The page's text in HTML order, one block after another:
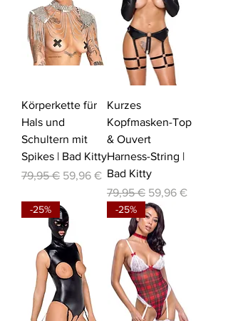
Körperkette für
Hals und
Schultern mit
Spikes | Bad Kitty
Standardpreis
79,95 € Sale-Preis
59,96 €
Kurzes
Kopfmasken-Top
& Ouvert
Harness-String |
Bad Kitty
Standardpreis
79,95 € Sale-Preis
59,96 €
-25% -25%